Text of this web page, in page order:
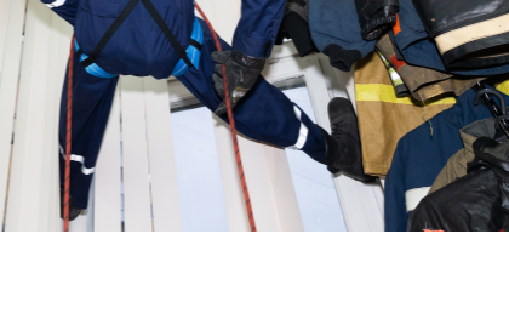
Звездный Бульвар, д. 7
info@vdpo.ru